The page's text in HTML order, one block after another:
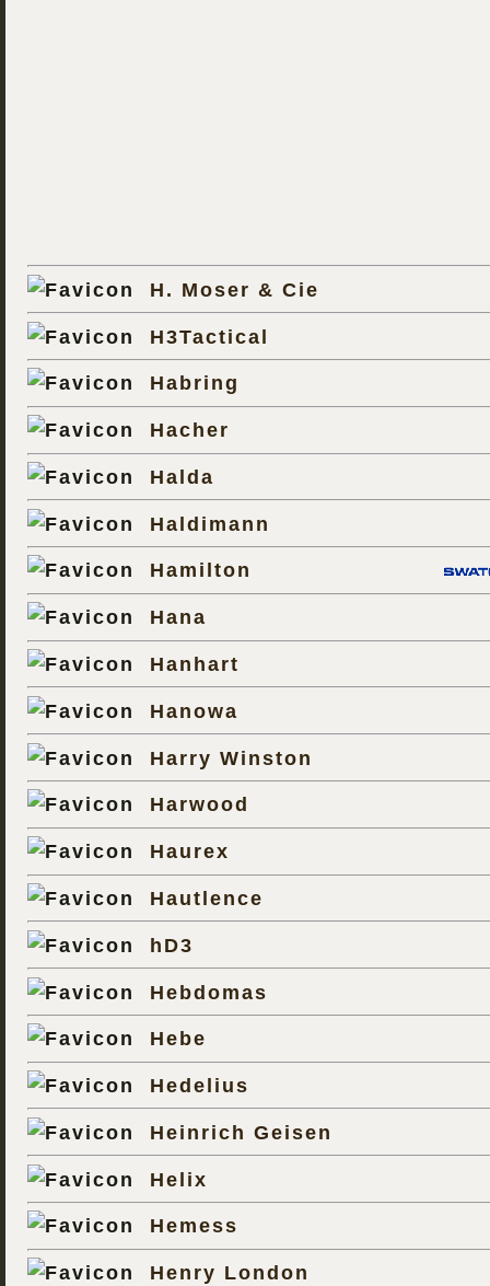
H. Moser & Cie
H3Tactical
Habring
Hacher
Halda
Haldimann
Hamilton
Hana
Hanhart
Hanowa
Harry Winston
Harwood
Haurex
Hautlence
hD3
Hebdomas
Hebe
Hedelius
Heinrich Geisen
Helix
Hemess
Henry London